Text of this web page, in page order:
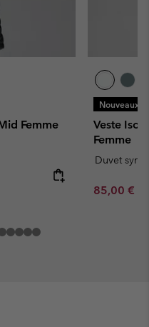
Femme
Nouveaux
Veste
Femme
Duvet
Minimum
85,00 €